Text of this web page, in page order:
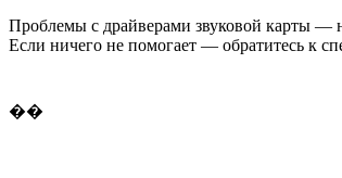
Проблемы с драйверами звуковой карты —
Если ничего не помогает — обратитесь к
��